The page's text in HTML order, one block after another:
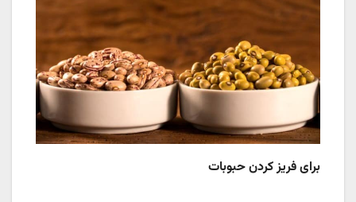
برای فریز کردن حبوبات